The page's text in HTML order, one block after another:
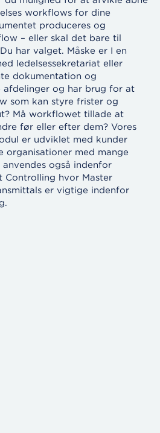
workflows for dine
produceres og
– eller skal det bare til
har valget. Måske er I en
ledelsessekretariat eller
dokumentation og
afdelinger og har brug for at
som kan styre frister og
Må workflowet tillade at
før eller efter dem? Vores
er udviklet med kunder
organisationer med mange
også indenfor
Controlling hvor Master
er vigtige indenfor